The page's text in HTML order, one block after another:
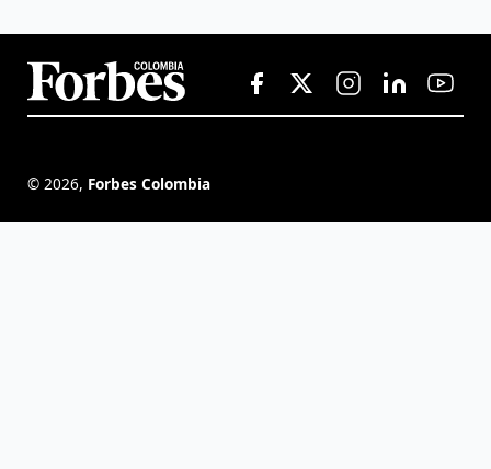
© 2026, Forbes Colombia